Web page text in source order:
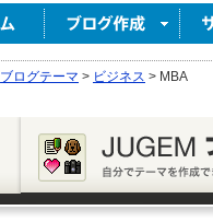
ブログテーマ > ビジネス > MBA